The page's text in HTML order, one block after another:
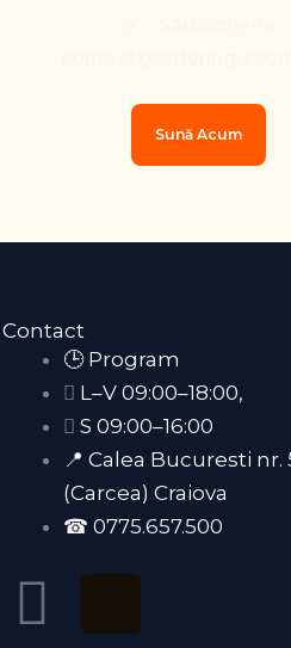
Sună Acum
Contact
🕒 Program
L–V 09:00–18:00,
S 09:00–16:00
📍 Calea Bucuresti nr.
(Carcea) Craiova
☎ 0775.657.500
F
T